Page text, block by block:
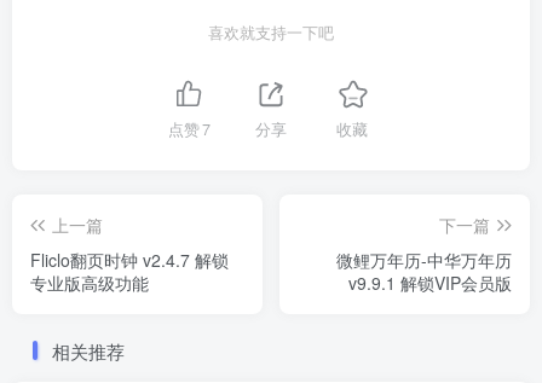
喜欢就支持一下吧
点赞7 分享 收藏
上一篇
Fliclo翻页时钟 v2.4.7 解锁
专业版高级功能
下一篇
微鲤万年历-中华万年历
v9.9.1 解锁VIP会员版
相关推荐